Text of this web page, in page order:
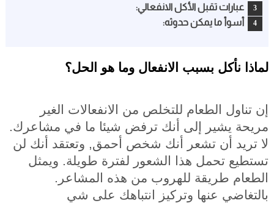
عبارات تقبل الأكل الانفعالي:
أسوأ ما يمكن حدوثه:
لماذا نأكل بسبب الانفعال وما هو الحل؟
إنتناول الطعام للتخلص من الانفعالات الغير
مريحة يشير إلى أنك ترفض شيئا ما في مشاعرك.
لا تريد أن تشعر أنك شخص أحمق, وتعتقد أنك لن
تستطيع تحمل هذا الشعور لفترة طويلة. ويمثل
الطعام طريقة للهروب من هذه المشاعر.
بالتغاضي عنها وتركيز انتباهك على شي